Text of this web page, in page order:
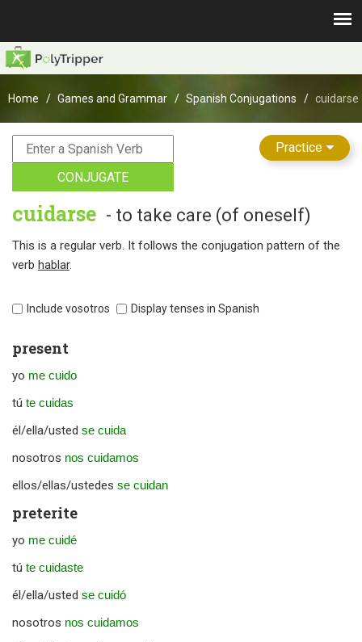
Home Games and Grammar Spanish Conjugations cuidarse
Practice
CONJUGATE
cuidarse - to take care (of oneself)
This is a regular verb. It follows the conjugation pattern of the
verb hablar.
Include vosotros Display tenses in Spanish
present
yo me cuido
tú te cuidas
él/ella/usted se cuida
nosotros nos cuidamos
ellos/ellas/ustedes se cuidan
preterite
yo me cuidé
tú te cuidaste
él/ella/usted se cuidó
nosotros nos cuidamos